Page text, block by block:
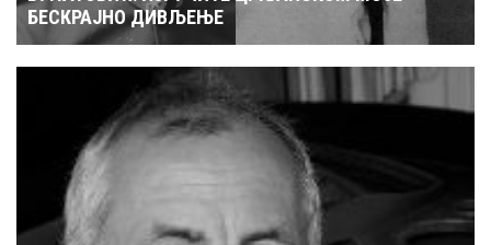
БЕСКРАЈНО ДИВЉЕЊЕ